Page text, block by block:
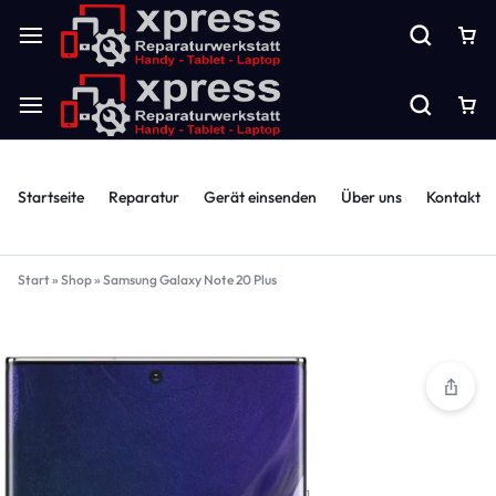
Startseite Reparatur Gerät einsenden Über uns Kontakt
Start» Shop» Samsung Galaxy Note 20 Plus